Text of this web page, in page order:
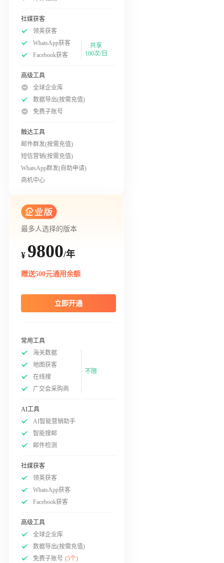
社媒获客
领英获客
WhatsApp获客
Facebook获客
共享
100次/日
高级工具
全球企业库
数据导出(按需充值)
免费子账号
触达工具
邮件群发(按需充值)
短信营销(按需充值)
WhatsApp群发(自助申请)
商机中心
最多人选择的版本
¥ 9800/年
赠送500元通用余额
立即开通
常用工具
海关数据
地图获客
在线搜
广交会采购商
不限
AI工具
AI智能营销助手
智能搜邮
邮件检测
社媒获客
领英获客
WhatsApp获客
Facebook获客
高级工具
全球企业库
数据导出(按需充值)
免费子账号 (5个)